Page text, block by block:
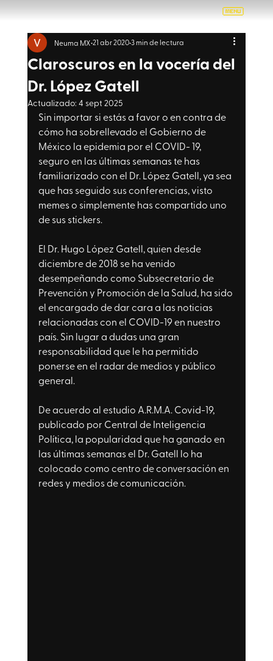
Claroscuros en la vocería del
Dr. López Gatell
Neuma MX 21 abr 20203 min de lectura
Actualizado: 4 sept 2025
Sin importar si estás a favor o en contra de
cómo ha sobrellevado el Gobierno de
México la epidemia por el COVID- 19,
seguro en las últimas semanas te has
familiarizado con el Dr. López Gatell, ya sea
que has seguido sus conferencias, visto
memes o simplemente has compartido uno
de sus stickers.
El Dr. Hugo López Gatell, quien desde
diciembre de 2018 se ha venido
desempeñando como Subsecretario de
Prevención y Promoción de la Salud, ha sido
el encargado de dar cara a las noticias
relacionadas con el COVID-19 en nuestro
país. Sin lugar a dudas una gran
responsabilidad que le ha permitido
ponerse en el radar de medios y público
general.
De acuerdo al estudio A.R.M.A. Covid-19,
publicado por Central de Inteligencia
Política, la popularidad que ha ganado en
las últimas semanas el Dr. Gatell lo ha
colocado como centro de conversación en
redes y medios de comunicación.